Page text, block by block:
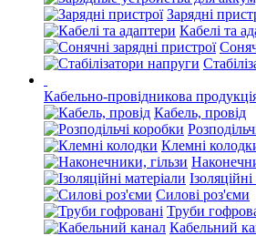
Зарядні
Кабелі та
Кабельно-провідникова
Кабель, провід
Клемні
Силові роз'єми
Труби
Кабельний